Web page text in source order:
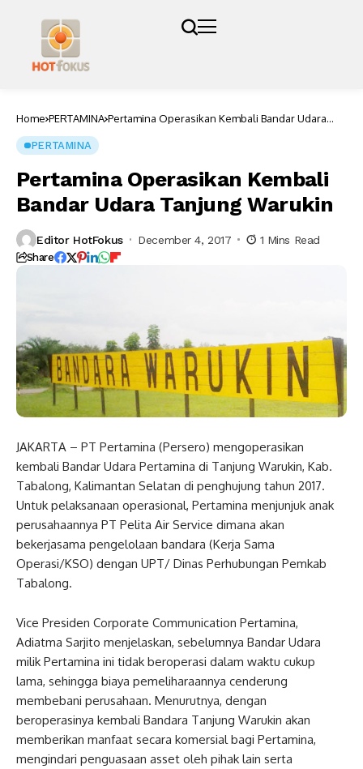
Home PERTAMINA Pertamina Operasikan Kembali Bandar Udara
PERTAMINA
Pertamina Operasikan Kembali
Bandar Udara Tanjung Warukin
Editor HotFokus December 4, 2017 1 Mins Read
Share
JAKARTA – PT Pertamina (Persero) mengoperasikan
kembali Bandar Udara Pertamina di Tanjung Warukin, Kab.
Tabalong, Kalimantan Selatan di penghujung tahun 2017.
Untuk pelaksanaan operasional, Pertamina menjunjuk anak
perusahaannya PT Pelita Air Service dimana akan
bekerjasama pengelolaan bandara (Kerja Sama
Operasi/KSO) dengan UPT/ Dinas Perhubungan Pemkab
Tabalong.
Vice Presiden Corporate Communication Pertamina,
Adiatma Sarjito menjelaskan, sebelumnya Bandar Udara
milik Pertamina ini tidak beroperasi dalam waktu cukup
lama, sehingga biaya pemeliharaannya cenderung
membebani perusahaan. Menurutnya, dengan
beroperasinya kembali Bandara Tanjung Warukin akan
memberikan manfaat secara komersial bagi Pertamina,
mengindari penguasaan asset oleh pihak lain serta